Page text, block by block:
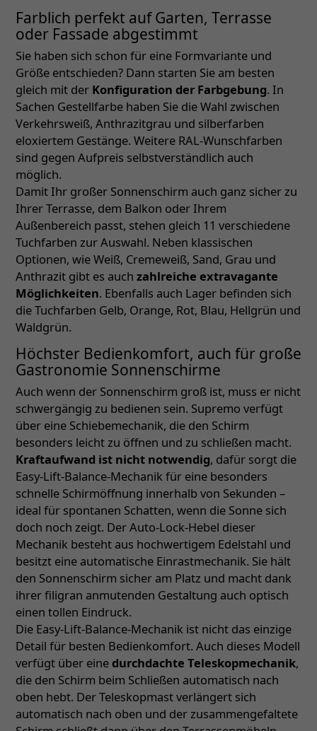
Farblich perfekt auf Garten, Terrasse
oder Fassade abgestimmt
Sie haben sich schon für eine Formvariante und
Größe entschieden? Dann starten Sie am besten
gleich mit der Konfiguration der Farbgebung. In
Sachen Gestellfarbe haben Sie die Wahl zwischen
Verkehrsweiß, Anthrazitgrau und silberfarben
eloxiertem Gestänge. Weitere RAL-Wunschfarben
sind gegen Aufpreis selbstverständlich auch
möglich.
Damit Ihr großer Sonnenschirm auch ganz sicher zu
Ihrer Terrasse, dem Balkon oder Ihrem
Außenbereich passt, stehen gleich 11 verschiedene
Tuchfarben zur Auswahl. Neben klassischen
Optionen, wie Weiß, Cremeweiß, Sand, Grau und
Anthrazit gibt es auch zahlreiche extravagante
Möglichkeiten. Ebenfalls auch Lager befinden sich
die Tuchfarben Gelb, Orange, Rot, Blau, Hellgrün und
Waldgrün.
Höchster Bedienkomfort, auch für große
Gastronomie Sonnenschirme
Auch wenn der Sonnenschirm groß ist, muss er nicht
schwergängig zu bedienen sein. Supremo verfügt
über eine Schiebemechanik, die den Schirm
besonders leicht zu öffnen und zu schließen macht.
Kraftaufwand ist nicht notwendig, dafür sorgt die
Easy-Lift-Balance-Mechanik für eine besonders
schnelle Schirmöffnung innerhalb von Sekunden –
ideal für spontanen Schatten, wenn die Sonne sich
doch noch zeigt. Der Auto-Lock-Hebel dieser
Mechanik besteht aus hochwertigem Edelstahl und
besitzt eine automatische Einrastmechanik. Sie hält
den Sonnenschirm sicher am Platz und macht dank
ihrer filigran anmutenden Gestaltung auch optisch
einen tollen Eindruck.
Die Easy-Lift-Balance-Mechanik ist nicht das einzige
Detail für besten Bedienkomfort. Auch dieses Modell
verfügt über einedurchdachte Teleskopmechanik,
die den Schirm beim Schließen automatisch nach
oben hebt. Der Teleskopmast verlängert sich
automatisch nach oben und der zusammengefaltete